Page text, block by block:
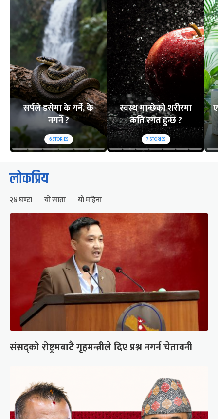
सर्पले डसेमा के गर्ने, के
नगर्ने ?
6STORIES
स्वस्थ मान्छेको शरीरमा
कति रगत हुन्छ ?
7STORIES
लोकप्रिय
२४ घण्टा यो साता यो महिना
संसद्को रोष्ट्रमबाटै गृहमन्त्रीले दिए प्रश्न नगर्न चेतावनी